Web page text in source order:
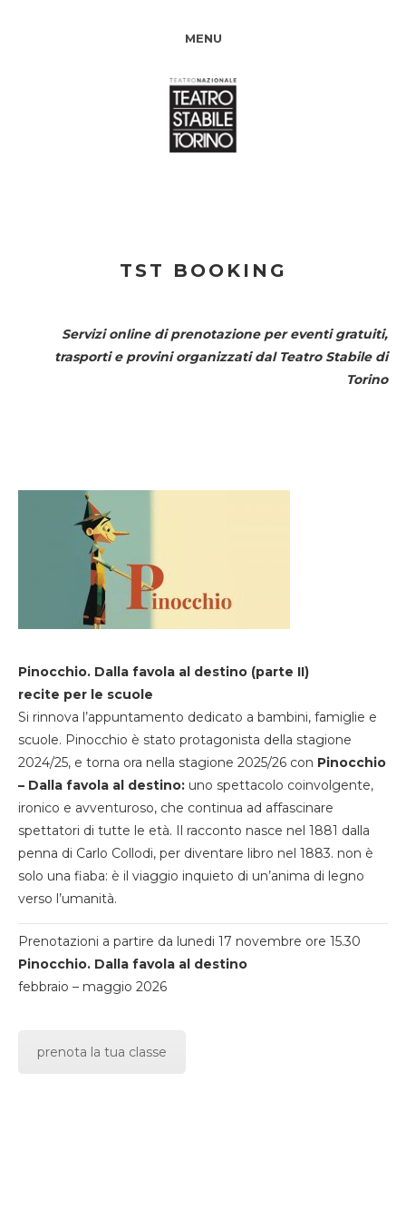
MENU
TST BOOKING
Servizi online di prenotazione per eventi gratuiti,
trasporti e provini organizzati dal Teatro Stabile di
Torino
Pinocchio. Dalla favola al destino (parte II)
recite per le scuole
Si rinnova l’appuntamento dedicato a bambini, famiglie e
scuole. Pinocchio è stato protagonista della stagione
2024/25, e torna ora nella stagione 2025/26 con Pinocchio
– Dalla favola al destino: uno spettacolo coinvolgente,
ironico e avventuroso, che continua ad affascinare
spettatori di tutte le età. Il racconto nasce nel 1881 dalla
penna di Carlo Collodi, per diventare libro nel 1883. non è
solo una fiaba: è il viaggio inquieto di un’anima di legno
verso l’umanità.
Prenotazioni a partire da lunedi 17 novembre ore 15.30
Pinocchio. Dalla favola al destino
febbraio – maggio 2026
prenota la tua classe